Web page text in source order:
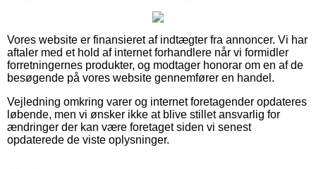
Vores website er finansieret af indtægter fra annoncer. Vi har
aftaler med et hold af internet forhandlere når vi formidler
forretningernes produkter, og modtager honorar om en af de
besøgende på vores website gennemfører en handel.
Vejledning omkring varer og internet foretagender opdateres
løbende, men vi ønsker ikke at blive stillet ansvarlig for
ændringer der kan være foretaget siden vi senest
opdaterede de viste oplysninger.